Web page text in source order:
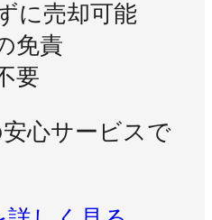
に売却可能
免責
要
心サービスで